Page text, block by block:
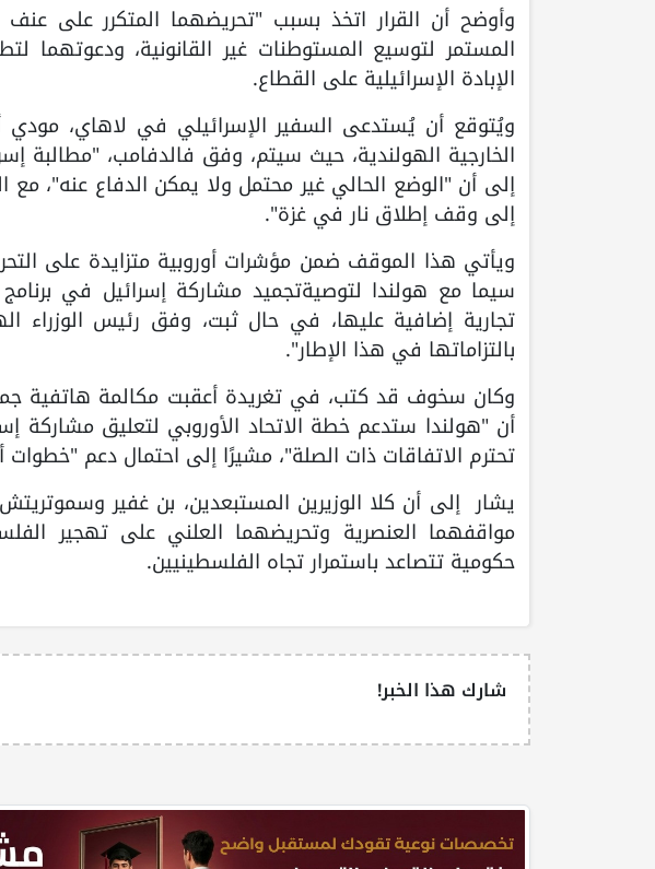
وأوضح أن القرار اتخذ بسبب "تحريضهما المتكرر على
المستمر لتوسيع المستوطنات غير القانونية،
الإبادة الإسرائيلية على القطاع.
ويُتوقع أن يُستدعى السفير الإسرائيلي في لاهاي،
الخارجية الهولندية، حيث سيتم، وفق فالدفامب، "مطالبة
إلى أن "الوضع الحالي غير محتمل ولا يمكن الدفاع عنه"،
إلى وقف إطلاق نار في غزة".
ويأتي هذا الموقف ضمن مؤشرات أوروبية متزايدة على
سيما مع هولندا لتوصيةتجميد مشاركة إسرائيل في
تجارية إضافية عليها، في حال ثبت، وفق رئيس الوزراء
بالتزاماتها في هذا الإطار".
وكان سخوف قد كتب، في تغريدة أعقبت مكالمة هاتفية
أن "هولندا ستدعم خطة الاتحاد الأوروبي لتعليق مشاركة
تحترم الاتفاقات ذات الصلة"، مشيرًا إلى احتمال دعم
يشار إلى أن كلا الوزيرين المستبعدين، بن غفير
مواقفهما العنصرية وتحريضهما العلني على تهجير
حكومية تتصاعد باستمرار تجاه الفلسطينيين.
شارك هذا الخبر!